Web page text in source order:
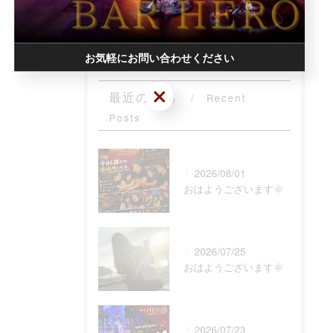
二次会
最近の投稿
Recent
Posts
2026/08/01
おはようございます🌞
2026/07/25
おはようございます🌞
2026/07/23
お気軽にお問い合わせください
お気軽にお問い合わせください